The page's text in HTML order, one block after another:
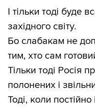
І тільки тоді буде
західного світу.
Бо слабакам не
тим, хто сам
Тільки тоді Росія
полонених і
Тоді, коли